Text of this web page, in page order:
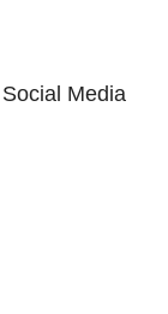
Social Media